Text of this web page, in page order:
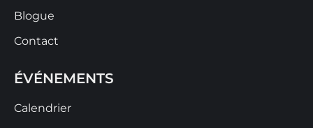
Blogue
Contact
ÉVÉNEMENTS
Calendrier